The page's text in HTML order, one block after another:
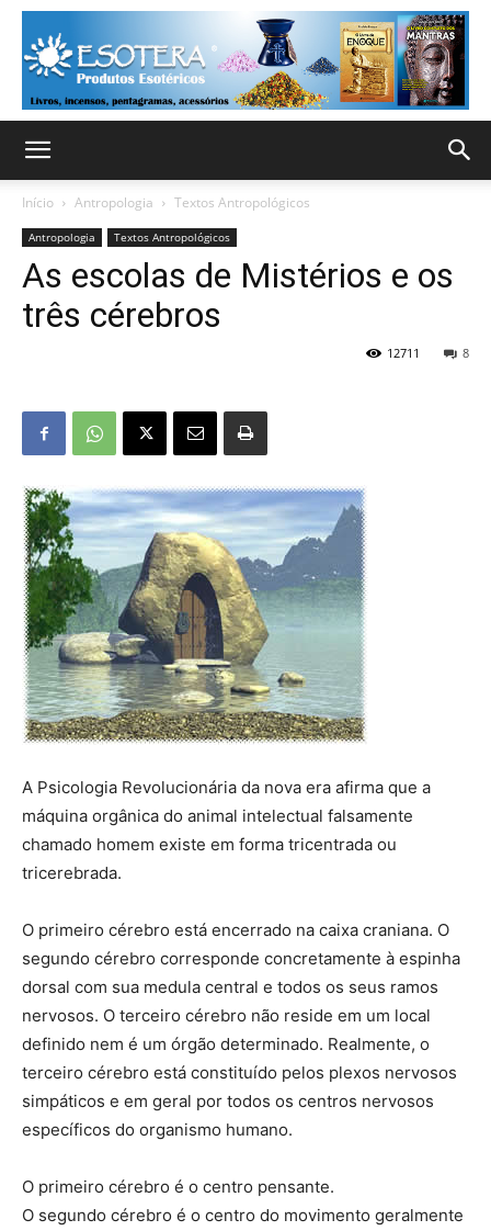
Início Antropologia Textos Antropológicos
Antropologia Textos Antropológicos
As escolas de Mistérios e os
três cérebros
8
12711
A Psicologia Revolucionária da nova era afirma que a
máquina orgânica do animal intelectual falsamente
chamado homem existe em forma tricentrada ou
tricerebrada.
O primeiro cérebro está encerrado na caixa craniana. O
segundo cérebro corresponde concretamente à espinha
dorsal com sua medula central e todos os seus ramos
nervosos. O terceiro cérebro não reside em um local
definido nem é um órgão determinado. Realmente, o
terceiro cérebro está constituído pelos plexos nervosos
simpáticos e em geral por todos os centros nervosos
específicos do organismo humano.
O primeiro cérebro é o centro pensante.
O segundo cérebro é o centro do movimento geralmente